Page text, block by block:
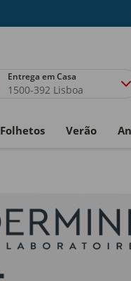
Entrega em Casa
1500-392 Lisboa
Folhetos Verão